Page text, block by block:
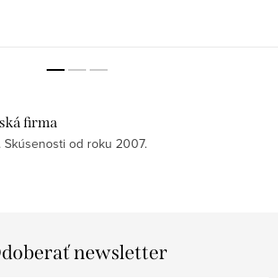
firma
Skúsenosti od roku 2007.
newsletter